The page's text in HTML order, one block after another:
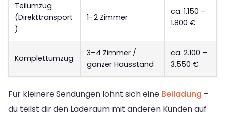
Teilumzug
(Direkttransport
)
1–2 Zimmer
ca. 1.150 –
1.800 €
Komplettumzug
3–4 Zimmer /
ganzer Hausstand
ca. 2.100 –
3.550 €
Für kleinere Sendungen lohnt sich eine Beiladung –
du teilst dir den Laderaum mit anderen Kunden auf